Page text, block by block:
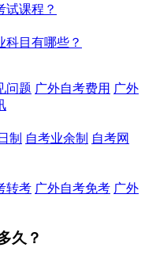
试课程？
科目有哪些？
问题 广外自考费用 广外
制 自考业余制 自考网
转考 广外自考免考 广外
久？